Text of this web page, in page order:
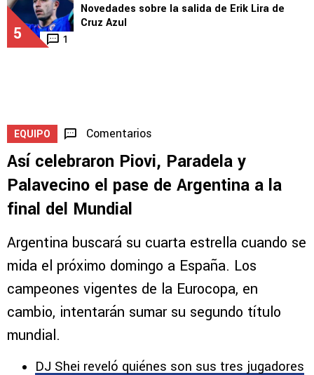
5 1
Novedades sobre la salida de Erik Lira de
Cruz Azul
EQUIPO Comentarios
Así celebraron Piovi, Paradela y
Palavecino el pase de Argentina a la
final del Mundial
Argentina buscará su cuarta estrella cuando se
mida el próximo domingo a España. Los
campeones vigentes de la Eurocopa, en
cambio, intentarán sumar su segundo título
mundial.
DJ Shei reveló quiénes son sus tres jugadores